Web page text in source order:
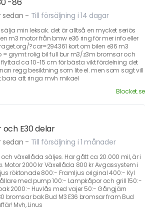
-86
sedan - Till försäljning i 14 dagar
min leksak. det är alltså en mycket seriös
m3 motor från bmw e36 ring för mer info eller
?car=294361 kort om bilen e36 m3
= grymt rolig bil full bur m3/z3m bromsar och
ca 10-15 cm för bästa vikt fördelning det
regg besiktning som lite el. men som sagt vill
bara att ringa mvh mikael
Blocket.se
E30 delar
sedan - Till försäljning i 1 månader
växellåda säljes. Har gått ca 20.000 mil, är i
Motor 2000 kr Växellåda 800 kr Avgassystem i
röktonade 800:- Framljus original 400:- Kyl
med pump 100:- Lampkåpor och grill 150:-
2000:- Huvlås med vajer 50:- Gångjärn
bromsar bak Bud M3 E36 bromsar fram Bud
Mvh, Linus